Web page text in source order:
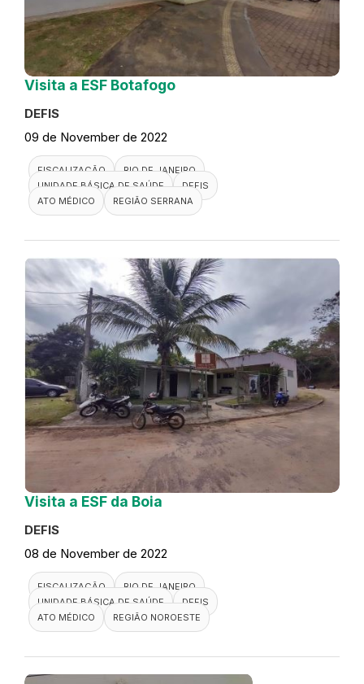
Visita a ESF Botafogo
DEFIS
09 de November de 2022
FISCALIZAÇÃO
RIO DE JANEIRO
UNIDADE BÁSICA DE SAÚDE
DEFIS
ATO MÉDICO
REGIÃO SERRANA
Visita a ESF da Boia
DEFIS
08 de November de 2022
FISCALIZAÇÃO
RIO DE JANEIRO
UNIDADE BÁSICA DE SAÚDE
DEFIS
ATO MÉDICO
REGIÃO NOROESTE